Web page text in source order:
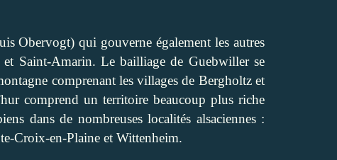
Obervogt) qui gouverne également les autres
Saint-Amarin. Le bailliage de Guebwiller se
comprenant les villages de Bergholtz et
comprend un territoire beaucoup plus riche
dans de nombreuses localités alsaciennes :
Croix-en-Plaine et Wittenheim.